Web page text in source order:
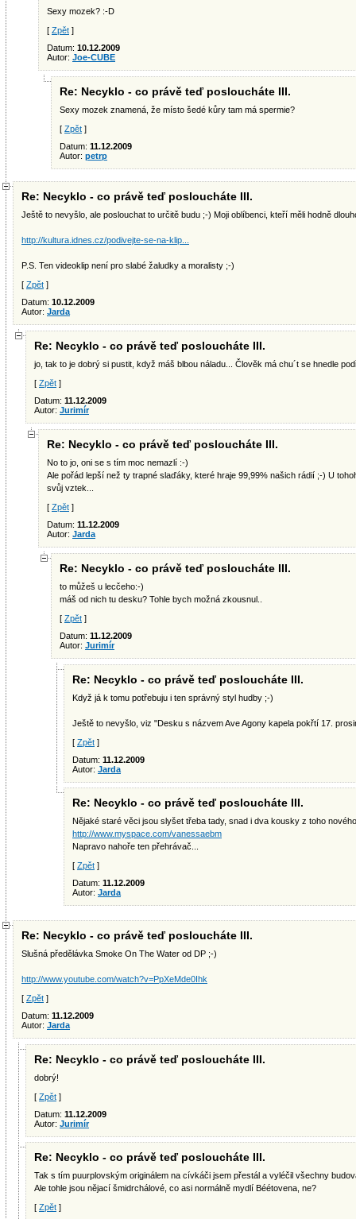
Sexy mozek? :-D
[ Zpět ]
Datum: 10.12.2009
Autor: Joe-CUBE
Re: Necyklo - co právě teď posloucháte III.
Sexy mozek znamená, že místo šedé kůry tam má spermie?
[ Zpět ]
Datum: 11.12.2009
Autor: petrp
Re: Necyklo - co právě teď posloucháte III.
Ještě to nevyšlo, ale poslouchat to určitě budu ;-) Moji oblíbenci, kteří měli hodně
http://kultura.idnes.cz/podivejte-se-na-klip...
P.S. Ten videoklip není pro slabé žaludky a moralisty ;-)
[ Zpět ]
Datum: 10.12.2009
Autor: Jarda
Re: Necyklo - co právě teď posloucháte III.
jo, tak to je dobrý si pustit, když máš blbou náladu... Člověk má chu´t se hnedle
[ Zpět ]
Datum: 11.12.2009
Autor: Jurimír
Re: Necyklo - co právě teď posloucháte III.
No to jo, oni se s tím moc nemazlí :-)
Ale pořád lepší než ty trapné slaďáky, které hraje 99,99% našich rádií ;-) U
svůj vztek...
[ Zpět ]
Datum: 11.12.2009
Autor: Jarda
Re: Necyklo - co právě teď posloucháte III.
to můžeš u lecčeho:-)
máš od nich tu desku? Tohle bych možná zkousnul..
[ Zpět ]
Datum: 11.12.2009
Autor: Jurimír
Re: Necyklo - co právě teď posloucháte III.
Když já k tomu potřebuju i ten správný styl hudby ;-)
Ještě to nevyšlo, viz "Desku s názvem Ave Agony kapela pokřtí 17.
[ Zpět ]
Datum: 11.12.2009
Autor: Jarda
Re: Necyklo - co právě teď posloucháte III.
Nějaké staré věci jsou slyšet třeba tady, snad i dva kousky z toho
http://www.myspace.com/vanessaebm
Napravo nahoře ten přehrávač...
[ Zpět ]
Datum: 11.12.2009
Autor: Jarda
Re: Necyklo - co právě teď posloucháte III.
Slušná předělávka Smoke On The Water od DP ;-)
http://www.youtube.com/watch?v=PpXeMde0Ihk
[ Zpět ]
Datum: 11.12.2009
Autor: Jarda
Re: Necyklo - co právě teď posloucháte III.
dobrý!
[ Zpět ]
Datum: 11.12.2009
Autor: Jurimír
Re: Necyklo - co právě teď posloucháte III.
Tak s tím puurplovským originálem na cívkáči jsem přestál a vyléčil všechny
Ale tohle jsou nějací šmidrchálové, co asi normálně mydlí Béétovena, ne?
[ Zpět ]